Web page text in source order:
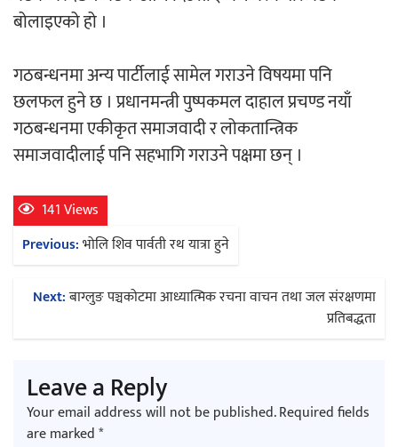
‘ईयुमा डट कम’ले बुधबारदेखि आफ्नो
औपचारिक सेवा सञ्चालनमा
‘आइतबारको अफिस’ को परिचर्चा सम्पन्न
बोलाइएको हो ।
गठबन्धनमा अन्य पार्टीलाई सामेल गराउने विषयमा पनि
छलफल हुने छ । प्रधानमन्त्री पुष्पकमल दाहाल प्रचण्ड नयाँ
गठबन्धनमा एकीकृत समाजवादी र लोकतान्त्रिक
समाजवादीलाई पनि सहभागि गराउने पक्षमा छन् ।
141 Views
Post
navigation
Previous:भोलि शिव पार्वती रथ यात्रा हुने
Next:बाग्लुङ पञ्चकोटमा आध्यात्मिक रचना वाचन तथा जल संरक्षणमा
प्रतिबद्धता
Leave a Reply
Your email address will not be published.Required fields
are marked*